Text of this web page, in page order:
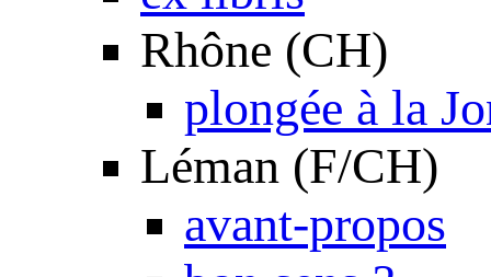
Rhône (CH)
plongée à la
Léman (F/CH)
avant-propos